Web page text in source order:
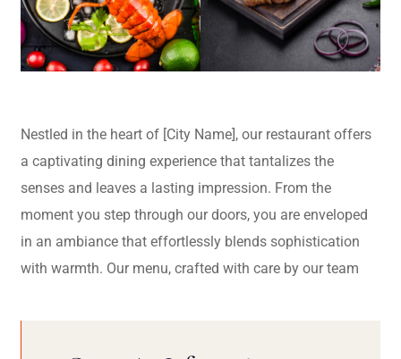
Nestled in the heart of [City Name], our restaurant offers
a captivating dining experience that tantalizes the
senses and leaves a lasting impression. From the
moment you step through our doors, you are enveloped
in an ambiance that effortlessly blends sophistication
with warmth. Our menu, crafted with care by our team